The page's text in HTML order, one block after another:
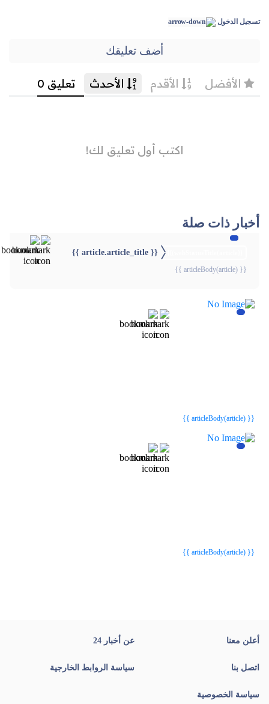
تسجيل الدخول
أضف تعليقك
أخبار ذات صلة
{{ article.article_title }}
{{ articleBody(article) }}
{{ articleBody(article) }}
{{ articleBody(article) }}
أعلن معنا عن أخبار 24
اتصل بنا سياسة الروابط الخارجية
سياسة الخصوصية